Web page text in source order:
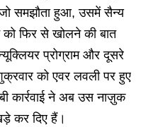
जो समझौता हुआ, उसमें सैन्य
फिर से खोलने की बात
प्रोग्राम और दूसरे
को एवर लवली पर हुए
कार्रवाई ने अब उस नाज़ुक
कर दिए हैं।